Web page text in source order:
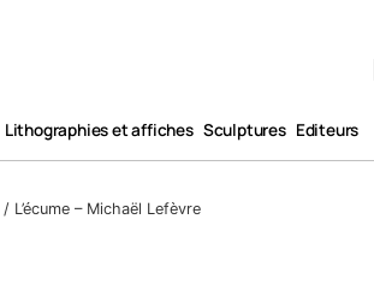
Lithographies et affiches Sculptures Editeurs
/ L’écume – Michaël Lefèvre